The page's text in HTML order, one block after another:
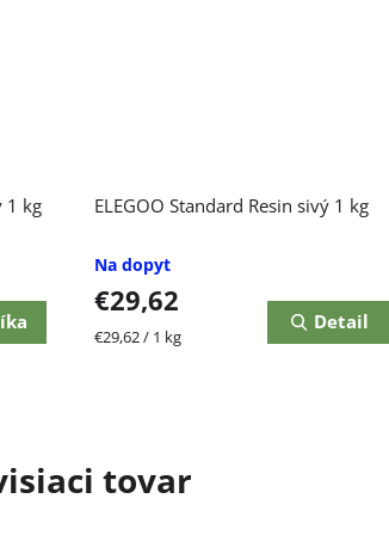
tovar
1 kg ELEGOO Standard Resin sivý 1 kg
Na dopyt
€29,62
Jednotková
€29,62 / 1 kg
Detail